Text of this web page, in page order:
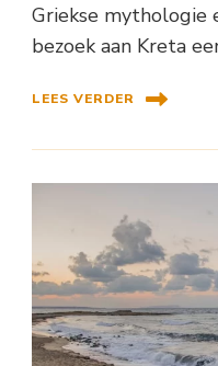
Griekse mythologie
bezoek aan Kreta
LEES VERDER